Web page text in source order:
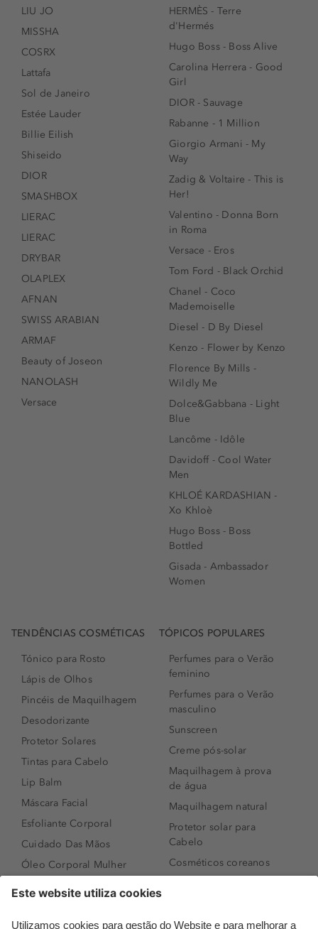
LIU JO
MISSHA
COSRX
Lattafa
Sol de Janeiro
Estée Lauder
Billie Eilish
Shiseido
DIOR
SMASHBOX
LIERAC
LIERAC
DRYBAR
OLAPLEX
AFNAN
SWISS ARABIAN
ARMAF
Beauty of Joseon
NANOLASH
Versace
HERMÈS - Terre
d'Hermés
Hugo Boss - Boss Alive
Carolina Herrera - Good
Girl
DIOR - Sauvage
Rabanne - 1 Million
Giorgio Armani - My
Way
Zadig & Voltaire - This is
Her!
Valentino - Donna Born
in Roma
Versace - Eros
Tom Ford - Black Orchid
Chanel - Coco
Mademoiselle
Diesel - D By Diesel
Kenzo - Flower by Kenzo
Florence By Mills -
Wildly Me
Dolce&Gabbana - Light
Blue
Lancôme - Idôle
Davidoff - Cool Water
Men
KHLOÉ KARDASHIAN -
Xo Khloè
Hugo Boss - Boss
Bottled
Gisada - Ambassador
Women
TENDÊNCIAS COSMÉTICAS
Tónico para Rosto
Lápis de Olhos
Pincéis de Maquilhagem
Desodorizante
Protetor Solares
Tintas para Cabelo
Lip Balm
Máscara Facial
Esfoliante Corporal
Cuidado Das Mãos
Óleo Corporal Mulher
Sérum de Rosto
TÓPICOS POPULARES
Perfumes para o Verão
feminino
Perfumes para o Verão
masculino
Sunscreen
Creme pós-solar
Maquilhagem à prova
de água
Maquilhagem natural
Protetor solar para
Cabelo
Cosméticos coreanos
Perfumes árabes